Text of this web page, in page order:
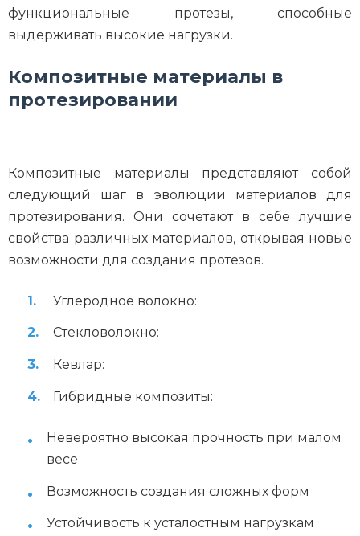
функциональные протезы, способные
выдерживать высокие нагрузки.
Композитные материалы в
протезировании
Композитные материалы представляют собой
следующий шаг в эволюции материалов для
протезирования. Они сочетают в себе лучшие
свойства различных материалов, открывая новые
возможности для создания протезов.
Углеродное волокно:
Стекловолокно:
Кевлар:
Гибридные композиты:
Невероятно высокая прочность при малом
весе
Возможность создания сложных форм
Устойчивость к усталостным нагрузкам